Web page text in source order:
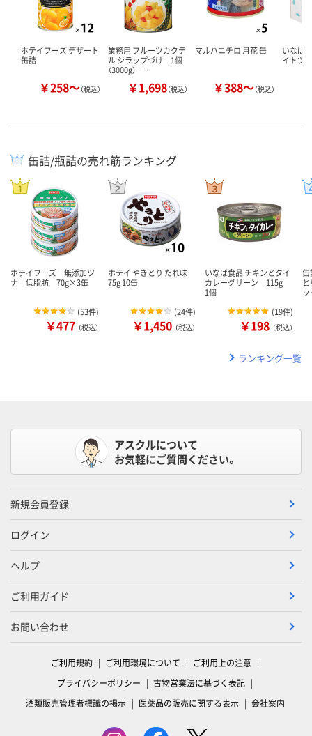
ホテイフーズ デザート
缶詰
￥258～（税込）
業務用 フルーツカクテ
ル シラップづけ 1個
（3000g） …
￥1,698（税込）
マルハニチロ 月花 缶
￥388～（税込）
いなば
イトツナ
缶詰/瓶詰の売れ筋ランキング
ホテイフーズ 無添加ツ
ナ 低脂肪 70g×3缶
(53件)
￥477 （税込）
ホテイ やきとり たれ味
75g 10缶
(24件)
￥1,450 （税込）
いなば食品 チキンとタイ
カレーグリーン 115g
1個
(19件)
￥198 （税込）
缶
ランキング一覧
アスクルについて
お気軽にご質問ください。
新規会員登録
ログイン
ヘルプ
ご利用ガイド
お問い合わせ
ご利用規約 ご利用環境について
ご利用上の注意
プライバシーポリシー
古物営業法に基づく表記
酒類販売管理者標識の掲示
医薬品の販売に関する表示 会社案内